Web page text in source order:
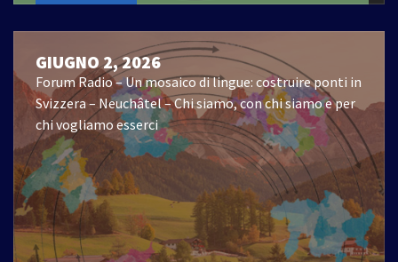
GIUGNO 2, 2026
Forum Radio – Un mosaico di lingue: costruire ponti in
Svizzera – Neuchâtel – Chi siamo, con chi siamo e per
chi vogliamo esserci